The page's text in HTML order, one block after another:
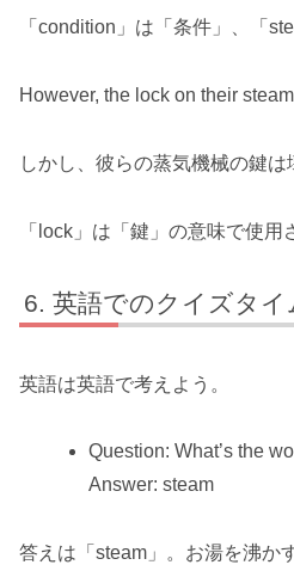
「condition」は「条件」、「
However, the lock on their
しかし、彼らの蒸気機械の鍵は
「lock」は「鍵」の意味で使用
英語でのクイズタイ
英語は英語で考えよう。
Question: What’s the
Answer: steam
答えは「steam」。お湯を沸か